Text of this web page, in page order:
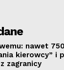
nawet
kierowcy” i
zagranicy